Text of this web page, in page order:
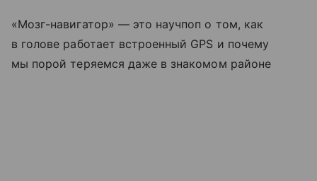
«Мозг-навигатор» — это научпоп о том, как
в голове работает встроенный GPS и почему
мы порой теряемся даже в знакомом районе